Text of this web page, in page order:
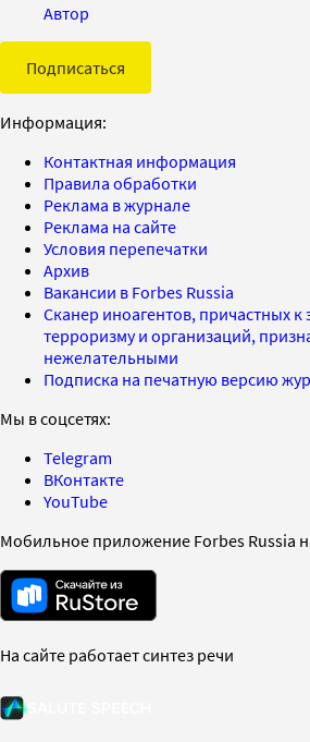
Автор
Подписаться
Информация:
Контактная информация
Правила обработки
Реклама в журнале
Реклама на сайте
Условия перепечатки
Архив
Вакансии в Forbes Russia
Сканер иноагентов, причастных к
терроризму и организаций,
нежелательными
Подписка на печатную версию
Мы в соцсетях:
Telegram
ВКонтакте
YouTube
Мобильное приложение Forbes Russia
На сайте работает синтез речи